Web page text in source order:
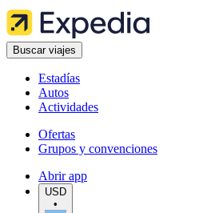
Buscar viajes
Estadías
Autos
Actividades
Ofertas
Grupos y convenciones
Abrir app
USD
•